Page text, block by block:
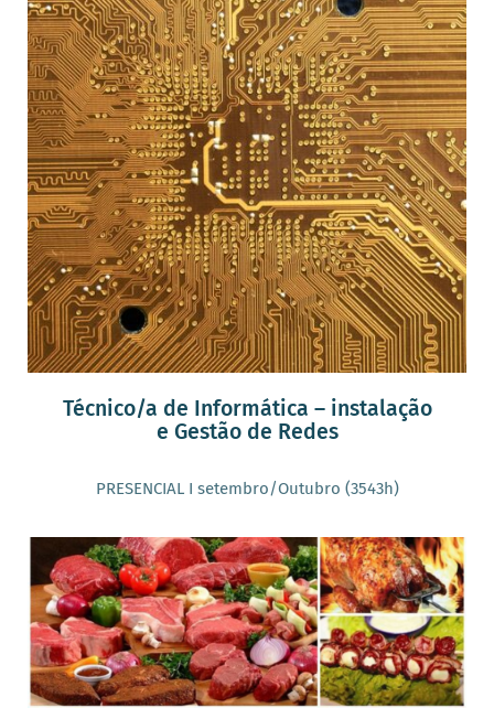
Técnico/a de Informática – instalação
e Gestão de Redes
PRESENCIAL I setembro/Outubro (3543h)